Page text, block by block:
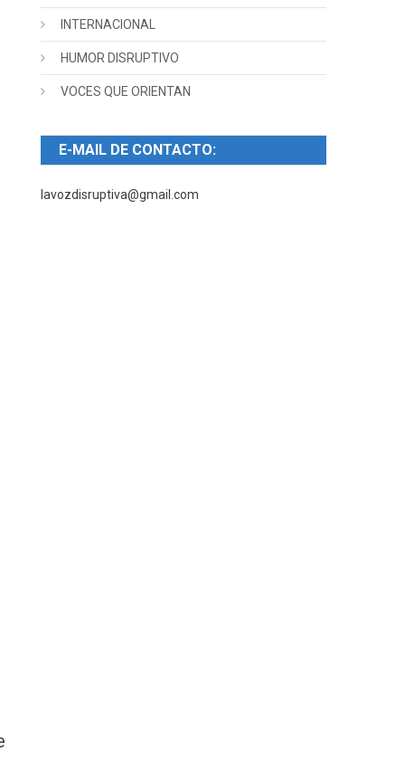
INTERNACIONAL
HUMOR DISRUPTIVO
VOCES QUE ORIENTAN
E-MAIL DE CONTACTO:
lavozdisruptiva@gmail.com